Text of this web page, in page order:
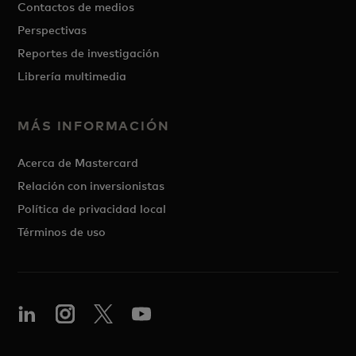
Contactos de medios
Perspectivas
Reportes de investigación
Librería multimedia
MÁS INFORMACIÓN
Acerca de Mastercard
Relación con inversionistas
Política de privacidad local
Términos de uso